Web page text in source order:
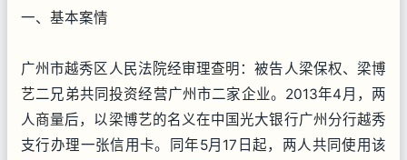
一、基本案情
广州市越秀区人民法院经审理查明：被告人梁保权、梁博
艺二兄弟共同投资经营广州市二家企业。2013年4月，两
人商量后，以梁博艺的名义在中国光大银行广州分行越秀
支行办理一张信用卡。同年5月17日起，两人共同使用该